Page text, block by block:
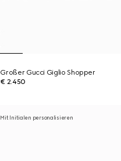
Großer Gucci Giglio Shopper
€ 2.450
Mit Initialen personalisieren